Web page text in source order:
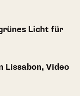
Licht für
Lissabon, Video